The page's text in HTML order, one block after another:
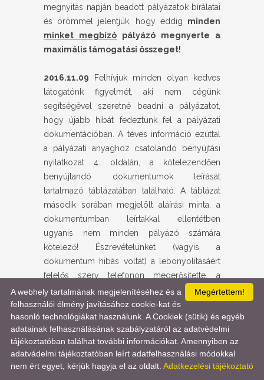
megnyitás napján beadott pályázatok bírálatai
és örömmel jelentjük, hogy eddig minden
minket megbízó pályázó megnyerte a
maximális támogatási összeget!
2016.11.09 Felhívjuk minden olyan kedves
látogatónk figyelmét, aki nem cégünk
segítségével szeretné beadni a pályázatot,
hogy újabb hibát fedeztünk fel a pályázati
dokumentációban. A téves információ ezúttal
a pályázati anyaghoz csatolandó benyújtási
nyilatkozat 4. oldalán, a kötelezendően
benyújtandó dokumentumok leírását
tartalmazó táblázatában található. A táblázat
második sorában megjelölt aláírási minta, a
dokumentumban leírtakkal ellentétben
ugyanis nem minden pályázó számára
kötelező! Észrevételünket (vagyis a
dokumentum hibás voltát) a lebonyolításáért
felelős szerv telefonon megerősítette, a
formális visszaigazolás folyamatban van.
2016.11.07.Honlapunkon mától elérhető a
2016. novemberben választható típusok
hivatalos listája.
Megértettem!
A webhely tartalmának megjelenítéséhez és a
felhasználói élmény javításához cookie-kat és
hasonló technológiákat használunk. A Cookiek (sütik) és egyéb
adatainak felhasználásának szabályzatáról az adatvédelmi
tájékoztatóban találhat további információkat. Amennyiben az
adatvádelmi tájékoztatóban leírt adatfelhasználási módokkal
nem ért egyet, kérjük hagyja el az oldalt. Adatkezelési tájékoztató